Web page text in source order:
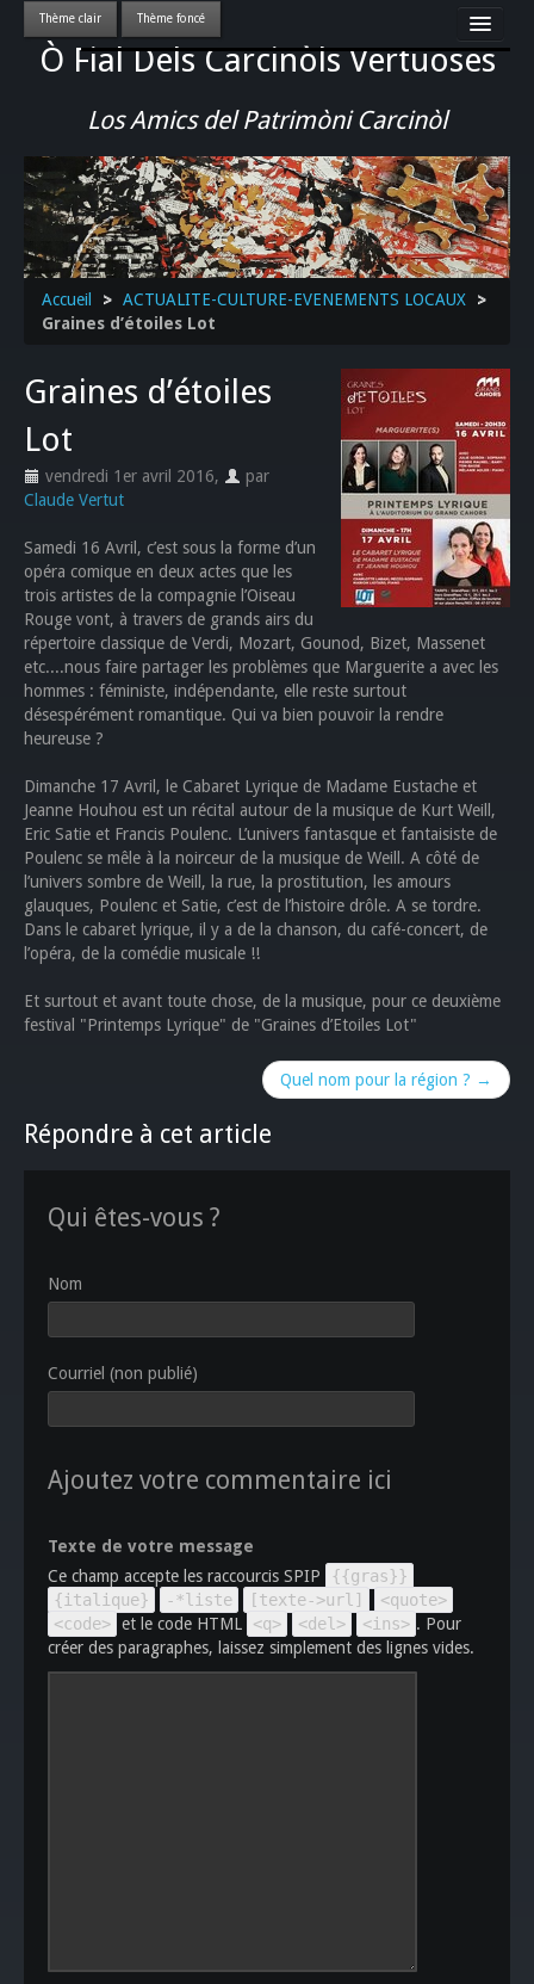
Ò Fial Dels Carcinòls Vertuoses
Los Amics del Patrimòni Carcinòl
Accueil
LES QUERCYNOIS & LEUR CULTURE
PATRIMOINE
GASTRONOMIE
ACTUALITE-CULTURE-EVENEMENTS LOCAUX
>>
Accueil > ACTUALITE-CULTURE-EVENEMENTS LOCAUX
>
Graines d’étoiles Lot
Graines d’étoiles
Lot
vendredi 1er avril 2016,
par
Claude Vertut
Samedi 16 Avril, c’est sous la forme d’un
opéra comique en deux actes que les
trois artistes de la compagnie l’Oiseau
Rouge vont, à travers de grands airs du
répertoire classique de Verdi, Mozart, Gounod, Bizet, Massenet
etc....nous faire partager les problèmes que Marguerite a avec les
hommes : féministe, indépendante, elle reste surtout
désespérément romantique. Qui va bien pouvoir la rendre
heureuse ?
Dimanche 17 Avril, le Cabaret Lyrique de Madame Eustache et
Jeanne Houhou est un récital autour de la musique de Kurt Weill,
Eric Satie et Francis Poulenc. L’univers fantasque et fantaisiste de
Poulenc se mêle à la noirceur de la musique de Weill. A côté de
l’univers sombre de Weill, la rue, la prostitution, les amours
glauques, Poulenc et Satie, c’est de l’histoire drôle. A se tordre.
Dans le cabaret lyrique, il y a de la chanson, du café-concert, de
l’opéra, de la comédie musicale !!
Et surtout et avant toute chose, de la musique, pour ce deuxième
festival "Printemps Lyrique" de "Graines d’Etoiles Lot"
Quel nom pour la région ? →
Répondre à cet article
Qui êtes-vous ?
Nom
Courriel (non publié)
Ajoutez votre commentaire ici
Texte de votre message
Ce champ accepte les raccourcis SPIP
{{gras}}
{italique}
-*liste [texte->url]
<quote>
<code> et le code HTML <q> <del> <ins> . Pour
créer des paragraphes, laissez simplement des lignes vides.